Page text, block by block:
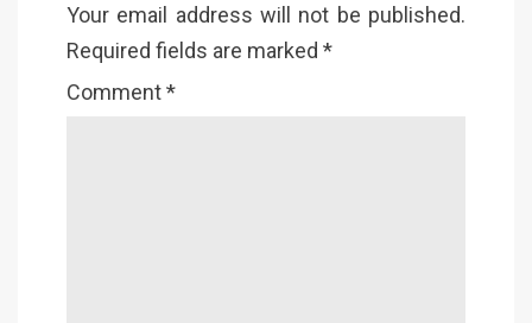
Your email address will not be published.
Required fields are marked *
Comment*